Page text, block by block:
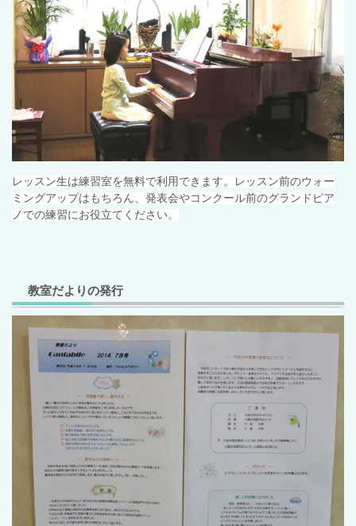
レッスン生は練習室を無料で利用できます。レッスン前のウォー
ミングアップはもちろん、発表会やコンクール前のグランドピア
ノでの練習にお役立てください。
教室だよりの発行